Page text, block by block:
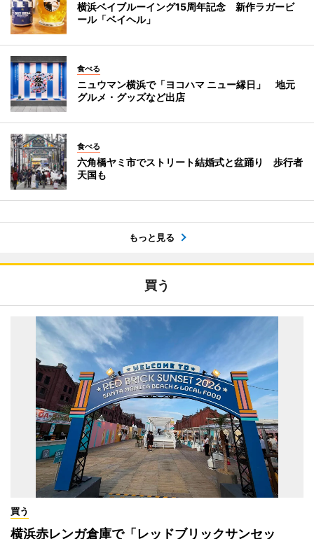
横浜ベイブルーイング15周年記念 新作ラガービ
ール「ベイヘル」
食べる
ニュウマン横浜で「ヨコハマ ニュー縁日」 地元
グルメ・グッズなど出店
食べる
六角橋ヤミ市でストリート結婚式と盆踊り 歩行者
天国も
もっと見る
買う
買う
横浜赤レンガ倉庫で「レッドブリックサンセッ